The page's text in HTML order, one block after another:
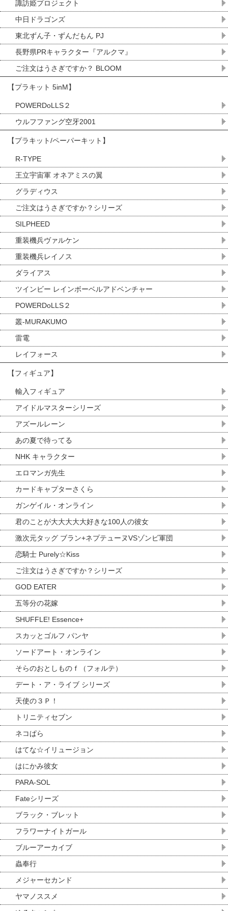
諏訪姫プロジェクト
中日ドラゴンズ
東北ずん子・ずんだもん PJ
長野県PRキャラクター『アルクマ』
ご注文はうさぎですか？ BLOOM
【プラキット 5inM】
POWERDoLLS２
ウルフファング空牙2001
【プラキット/ペーパーキット】
R-TYPE
王立宇宙軍 オネアミスの翼
グラディウス
ご注文はうさぎですか？シリーズ
SILPHEED
重装機兵ヴァルケン
重装機兵レイノス
ダライアス
ツインビー レインボーベルアドベンチャー
POWERDoLLS２
叢-MURAKUMO
雷電
レイフォース
【フィギュア】
輸入フィギュア
アイドルマスターシリーズ
アズールレーン
あの夏で待ってる
NHK キャラクター
エロマンガ先生
カードキャプターさくら
ガンゲイル・オンライン
君のことが大大大大大好きな100人の彼女
激次元タッグ ブラン+ネプテューヌVSゾンビ軍団
恋騎士 Purely☆Kiss
ご注文はうさぎですか？シリーズ
GOD EATER
五等分の花嫁
SHUFFLE! Essence+
スカッとゴルフ パンヤ
ソードアート・オンライン
そらのおとしものｆ（フォルテ）
デート・ア・ライブ シリーズ
天使の３Ｐ！
トリニティセブン
ネコぱら
はてな☆イリュージョン
はにかみ彼女
PARA-SOL
Fateシリーズ
ブラック・ブレット
フラワーナイトガール
ブルーアーカイブ
蟲奉行
メジャーセカンド
ヤマノススメ